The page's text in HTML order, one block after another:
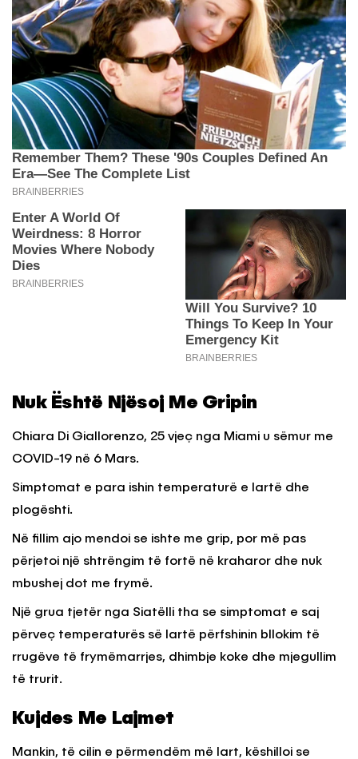
Nuk Është Njësoj Me Gripin
Chiara Di Giallorenzo, 25 vjeç nga Miami u sëmur me
COVID-19 në 6 Mars.
Simptomat e para ishin temperaturë e lartë dhe
plogështi.
Në fillim ajo mendoi se ishte me grip, por më pas
përjetoi një shtrëngim të fortë në kraharor dhe nuk
mbushej dot me frymë.
Një grua tjetër nga Siatëlli tha se simptomat e saj
përveç temperaturës së lartë përfshinin bllokim të
rrugëve të frymëmarrjes, dhimbje koke dhe mjegullim
të trurit.
Kujdes Me Lajmet
Mankin, të cilin e përmendëm më lart, këshilloi se